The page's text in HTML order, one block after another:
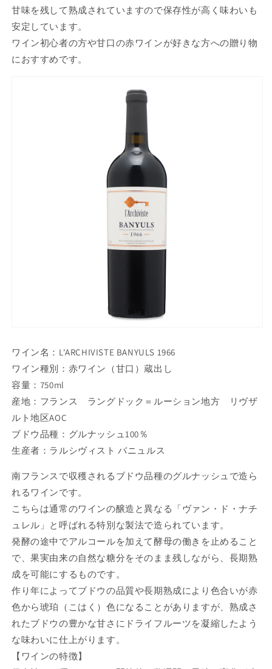
甘味を残して熟成されていますので保存性が高く味わいも
安定しています。
ワイン初心者の方や甘口の赤ワインが好きな方への贈り物
におすすめです。
ワイン名：L'ARCHIVISTE BANYULS 1966
ワイン種別：赤ワイン（甘口）蔵出し
容量：750ml
産地：フランス ラングドック＝ルーション地方 リヴザ
ルト地区AOC
ブドウ品種：グルナッシュ100％
生産者：ラルシヴィスト バニュルス
南フランスで収穫されるブドウ品種のグルナッシュで造ら
れるワインです。
こちらは通常のワインの醸造と異なる「ヴァン・ド・ナチ
ュレル」と呼ばれる特別な製法で造られています。
発酵の途中でアルコールを加えて酵母の働きを止めること
で、果実由来の自然な糖分をそのまま残しながら、長期熟
成を可能にするものです。
作り年によってブドウの品質や長期熟成により色合いが赤
色から琥珀（こはく）色になることがありますが、熟成さ
れたブドウの豊かな甘さにドライフルーツを凝縮したよう
な味わいに仕上がります。
【ワインの特徴】